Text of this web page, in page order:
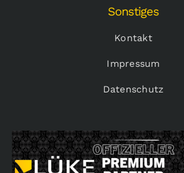
Sonstiges
Kontakt
Impressum
Datenschutz